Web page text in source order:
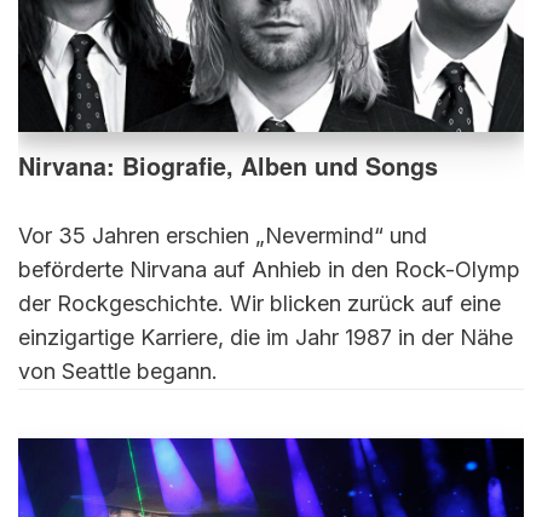
Nirvana: Biografie, Alben und Songs
Vor 35 Jahren erschien „Nevermind“ und
beförderte Nirvana auf Anhieb in den Rock-Olymp
der Rockgeschichte. Wir blicken zurück auf eine
einzigartige Karriere, die im Jahr 1987 in der Nähe
von Seattle begann.